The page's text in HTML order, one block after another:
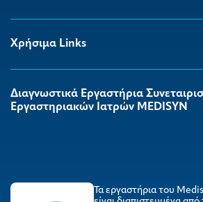
Χρήσιμα Links
Διαγνωστικά Εργαστήρια
Εργαστηριακών Ιατρών MEDISYΝ
Τα εργαστήρια του